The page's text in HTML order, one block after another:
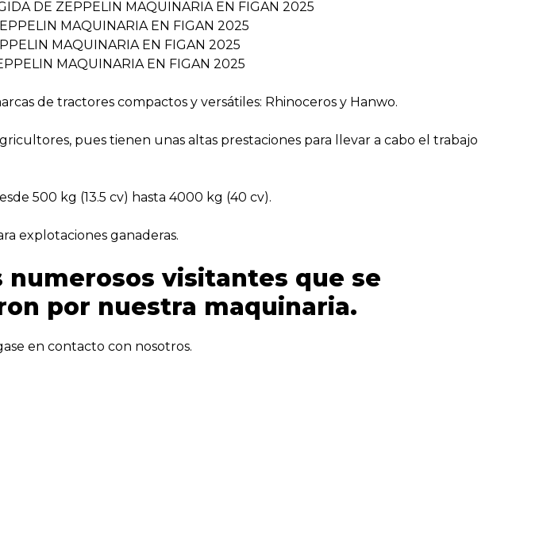
de tractores compactos y versátiles: Rhinoceros y Hanwo.
pues tienen unas altas prestaciones para llevar a cabo el trabajo
500 kg (13.5 cv) hasta 4000 kg (40 cv).
explotaciones ganaderas.
visitantes que se
por nuestra maquinaria.
en contacto con nosotros.